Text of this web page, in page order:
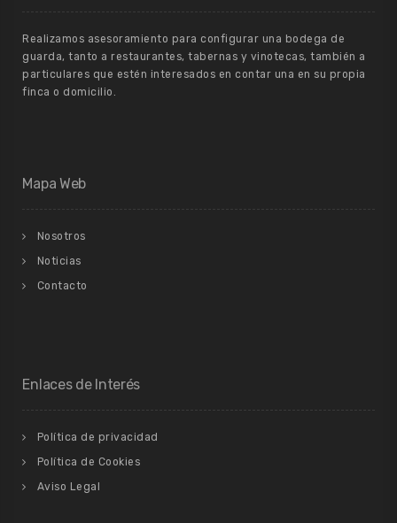
Realizamos asesoramiento para configurar una bodega de
guarda, tanto a restaurantes, tabernas y vinotecas, también a
particulares que estén interesados en contar una en su propia
finca o domicilio.
Mapa Web
Nosotros
Noticias
Contacto
Enlaces de Interés
Política de privacidad
Política de Cookies
Aviso Legal